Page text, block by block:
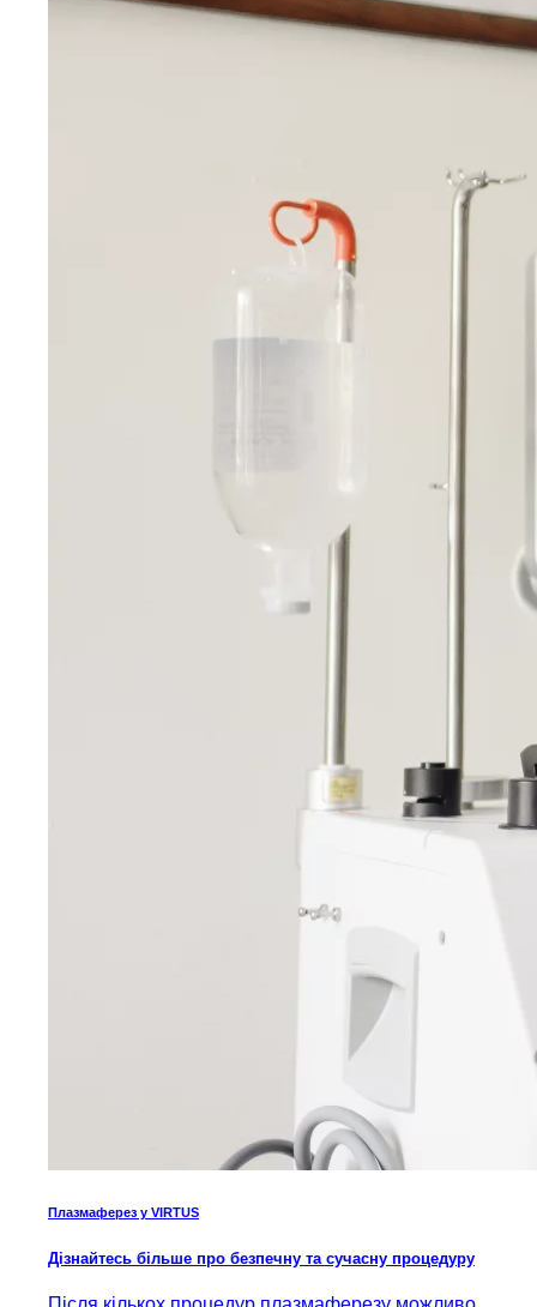
Плазмаферез у VIRTUS
Дізнайтесь більше про безпечну та сучасну процедуру